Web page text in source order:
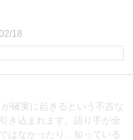
18
確実に起きるという不吉な
き込まれます。語り手が全
はなかったり、知っている